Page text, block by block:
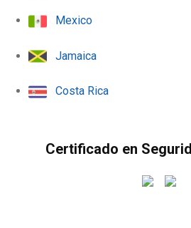
Mexico
Jamaica
Costa Rica
Certificado en